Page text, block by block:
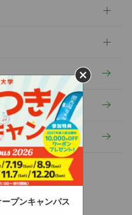
プンキャンパス
穂市新田380-3